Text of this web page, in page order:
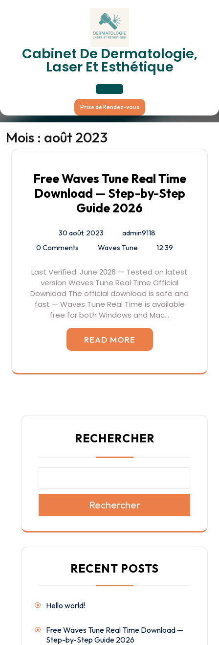
Cabinet De Dermatologie,
Laser Et Esthétique
Open
Button
Prise de Rendez-vous
Mois :Août 2023
Mois : août 2023
Free Waves Tune Real Time
Download — Step-by-Step
Guide 2026
30 août, 2023
admin9118
0 Comments
Waves Tune 12:39
Last Verified: June 2026 — Tested on latest
version Waves Tune Real Time Official
Download The official download is safe and
fast — Waves Tune Real Time is available
free for both Windows and Mac…
READ MORE
RECHERCHER
Rechercher
RECENT POSTS
Hello world!
Free Waves Tune Real Time Download —
Step-by-Step Guide 2026